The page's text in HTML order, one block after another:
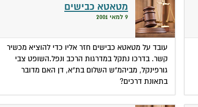
מטאטא כבישים
9 למאי 2001
עובד על מטאטא כבישים חזר אליו כדי להוציא מכשיר
קשר. בדרכו נתקל במדרגות הרכב ונפל.השופט צבי
גורפינקל, מביהמ"ש השלום בת"א, דן האם מדובר
בתאונת דרכים?